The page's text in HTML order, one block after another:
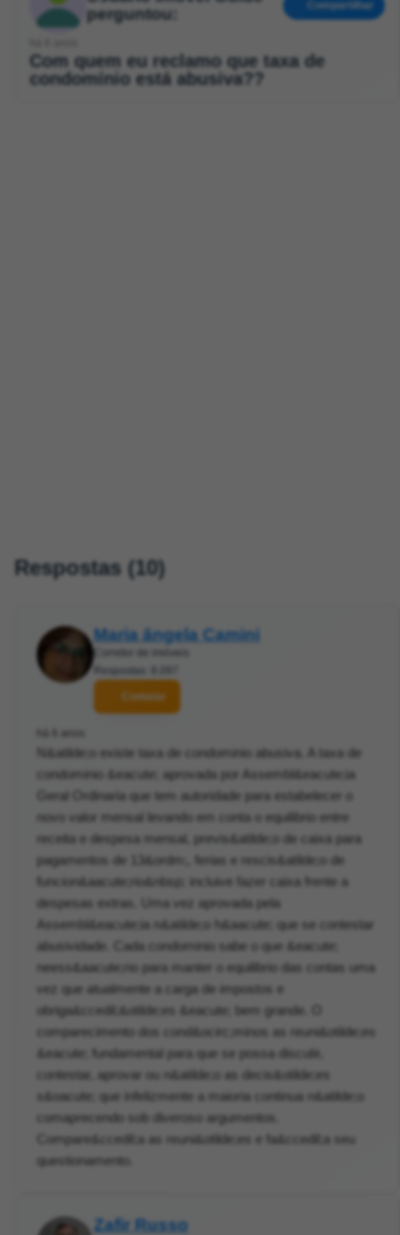
perguntou:
Compartilhar
Com quem eu reclamo que taxa de
condomínio está abusiva??
Respostas (10)
Maria ângela Camini
Corretor de imóveis
Respostas: 8.097
Contatar
há 6 anos
N&atilde;o existe taxa de condominio abusiva. A taxa de
condominio &eacute; aprovada por Assembl&eacute;ia
Geral Ordinaria que tem autoridade para estabelecer o
novo valor mensal levando em conta o equilibrio entre
receita e despesa mensal, previs&atilde;o de caixa para
pagamentos de 13&ordm;, ferias e rescis&atilde;o de
funcion&aacute;rio&nbsp; incluive fazer caixa frente a
despesas extras. Uma vez aprovada pela
Assembl&eacute;ia n&atilde;o h&aacute; que se contestar
abusividade. Cada condominio sabe o que &eacute;
neess&aacute;rio para manter o equilibrio das contas uma
vez que atualmente a carga de impostos e
obriga&ccedil;&otilde;es &eacute; bem grande. O
comparecimento dos cond&ocirc;minos as reuni&otilde;es
&eacute; fundamental para que se possa discutir,
contestar, aprovar ou n&atilde;o as decis&otilde;es
s&oacute; que infelizmente a maioria continua n&atilde;o
comaprecendo sob diveroso argumentos.
Compare&ccedil;a as reuni&otilde;es e fa&ccedil;a seu
questionamento.
Zafir Russo